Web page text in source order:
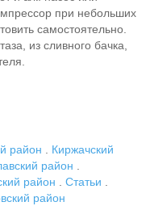
при небольших
самостоятельно.
из сливного бачка,
район . Киржачский
район .
район . Статьи .
район